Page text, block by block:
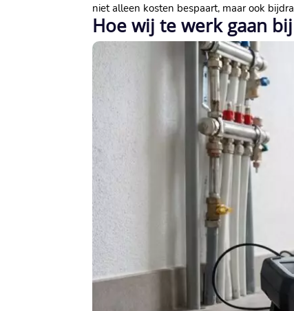
niet alleen kosten bespaart, maar ook
Hoe wij te werk gaan